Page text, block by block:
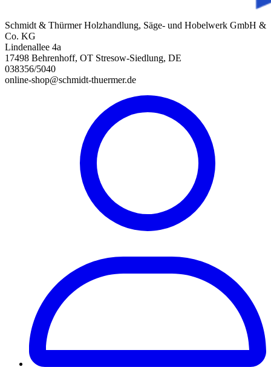
Schmidt & Thürmer Holzhandlung, Säge- und Hobelwerk GmbH &
Co. KG
Lindenallee 4a
17498 Behrenhoff, OT Stresow-Siedlung, DE
038356/5040
online-shop@schmidt-thuermer.de